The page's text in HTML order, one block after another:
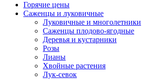
Горячие цены
Саженцы и луковичные
Луковичные и многолетники
Саженцы плодово-ягодные
Деревья и кустарники
Розы
Лианы
Хвойные растения
Лук-севок